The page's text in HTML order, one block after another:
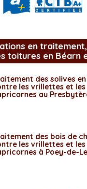
en
toitures en Béarn
des solives
les vrillettes et les
au
des bois de
les vrillettes et les
à Poey-de-